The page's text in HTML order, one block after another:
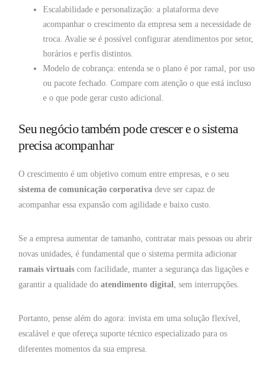
Escalabilidade e personalização: a plataforma deve
acompanhar o crescimento da empresa sem a necessidade de
troca. Avalie se é possível configurar atendimentos por setor,
horários e perfis distintos.
Modelo de cobrança: entenda se o plano é por ramal, por uso
ou pacote fechado. Compare com atenção o que está incluso
e o que pode gerar custo adicional.
Seu negócio também pode crescer e o sistema
precisa acompanhar
O crescimento é um objetivo comum entre empresas, e o seu
sistema de comunicação corporativa deve ser capaz de
acompanhar essa expansão com agilidade e baixo custo.
Se a empresa aumentar de tamanho, contratar mais pessoas ou abrir
novas unidades, é fundamental que o sistema permita adicionar
ramais virtuais com facilidade, manter a segurança das ligações e
garantir a qualidade do atendimento digital , sem interrupções.
Portanto, pense além do agora: invista em uma solução flexível,
escalável e que ofereça suporte técnico especializado para os
diferentes momentos da sua empresa.